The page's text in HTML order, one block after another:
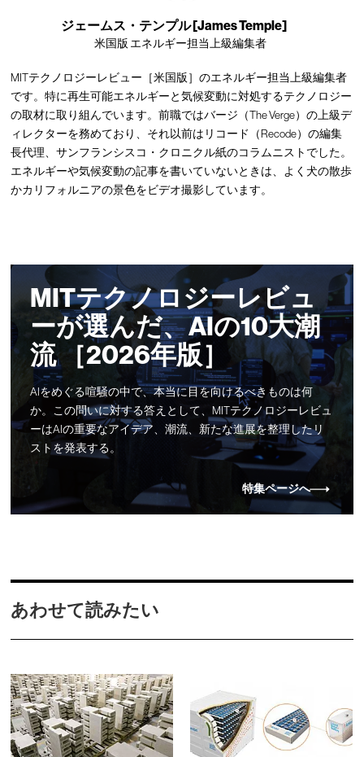
ジェームス・テンプル [James Temple]
米国版 エネルギー担当上級編集者
MITテクノロジーレビュー［米国版］のエネルギー担当上級編集者
です。特に再生可能エネルギーと気候変動に対処するテクノロジー
の取材に取り組んでいます。前職ではバージ（The Verge）の上級デ
ィレクターを務めており、それ以前はリコード（Recode）の編集
長代理、サンフランシスコ・クロニクル紙のコラムニストでした。
エネルギーや気候変動の記事を書いていないときは、よく犬の散歩
かカリフォルニアの景色をビデオ撮影しています。
MITテクノロジーレビュ
ーが選んだ、AIの10大潮
流 ［2026年版］
AIをめぐる喧騒の中で、本当に目を向けるべきものは何
か。この問いに対する答えとして、MITテクノロジーレビュ
ーはAIの重要なアイデア、潮流、新たな進展を整理したリ
ストを発表する。
特集ページへ
あわせて読みたい